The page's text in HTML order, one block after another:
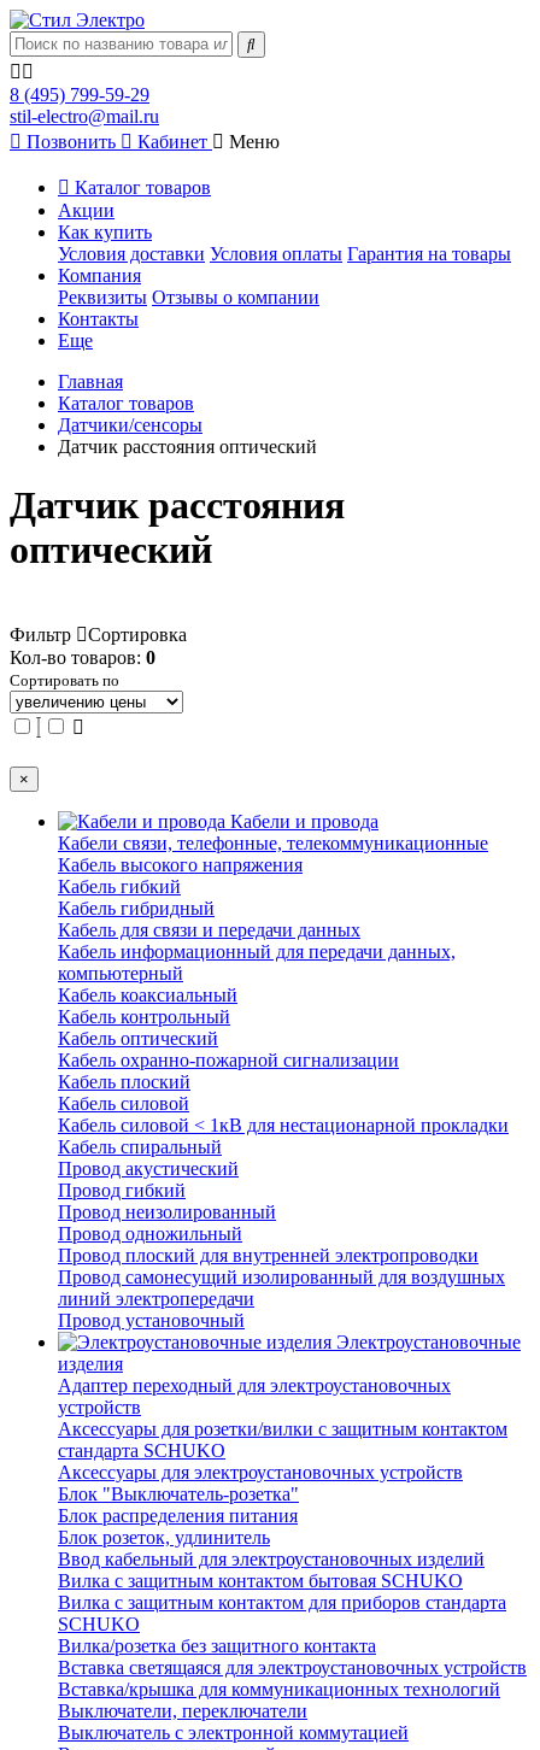
8 (495) 799-59-29
stil-electro@mail.ru
Позвонить
Кабинет Меню
Каталог товаров
Акции
Как купить
Условия доставки Условия оплаты Гарантия на товары
Компания
Реквизиты Отзывы о компании
Контакты
Еще
Главная
Каталог товаров
Датчики/сенсоры
Датчик расстояния оптический
Датчик расстояния
оптический
Фильтр
Сортировка
Кол-во товаров: 0
Сортировать по
×
Кабели и провода
Кабели связи, телефонные, телекоммуникационные
Кабель высокого напряжения
Кабель гибкий
Кабель гибридный
Кабель для связи и передачи данных
Кабель информационный для передачи данных,
компьютерный
Кабель коаксиальный
Кабель контрольный
Кабель оптический
Кабель охранно-пожарной сигнализации
Кабель плоский
Кабель силовой
Кабель силовой < 1кВ для нестационарной прокладки
Кабель спиральный
Провод акустический
Провод гибкий
Провод неизолированный
Провод одножильный
Провод плоский для внутренней электропроводки
Провод самонесущий изолированный для воздушных
линий электропередачи
Провод установочный
Электроустановочные
изделия
Адаптер переходный для электроустановочных
устройств
Аксессуары для розетки/вилки с защитным контактом
стандарта SCHUKO
Аксессуары для электроустановочных устройств
Блок "Выключатель-розетка"
Блок распределения питания
Блок розеток, удлинитель
Ввод кабельный для электроустановочных изделий
Вилка с защитным контактом бытовая SCHUKO
Вилка с защитным контактом для приборов стандарта
SCHUKO
Вилка/розетка без защитного контакта
Вставка светящаяся для электроустановочных устройств
Вставка/крышка для коммуникационных технологий
Выключатели, переключатели
Выключатель с электронной коммутацией